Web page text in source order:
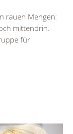
rauen Mengen:
mittendrin.
für